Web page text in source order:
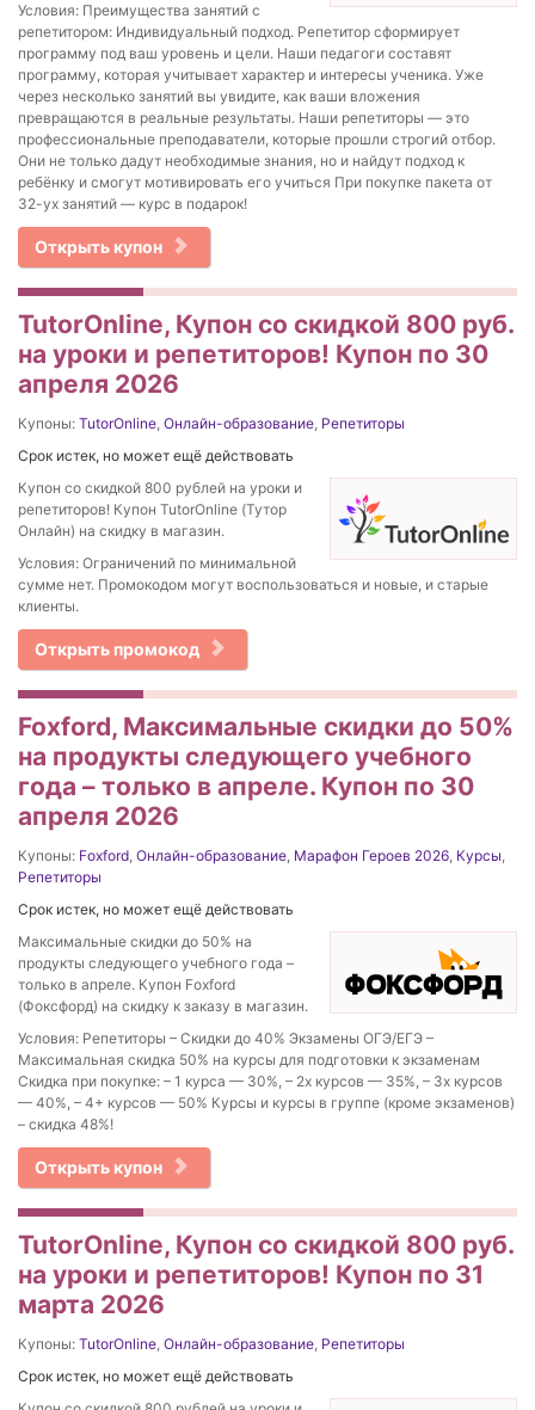
Условия: Преимущества занятий с
репетитором: Индивидуальный подход. Репетитор сформирует
программу под ваш уровень и цели. Наши педагоги составят
программу, которая учитывает характер и интересы ученика. Уже
через несколько занятий вы увидите, как ваши вложения
превращаются в реальные результаты. Наши репетиторы — это
профессиональные преподаватели, которые прошли строгий отбор.
Они не только дадут необходимые знания, но и найдут подход к
ребёнку и смогут мотивировать его учиться При покупке пакета от
32-ух занятий — курс в подарок!
Открыть купон
TutorOnline, Купон со скидкой 800 руб.
на уроки и репетиторов! Купон по 30
апреля 2026
Купоны: TutorOnline, Онлайн-образование, Репетиторы
Срок истек, но может ещё действовать
Купон со скидкой 800 рублей на уроки и
репетиторов! Купон TutorOnline (Тутор
Онлайн) на скидку в магазин.
Условия: Ограничений по минимальной
сумме нет. Промокодом могут воспользоваться и новые, и старые
клиенты.
Открыть промокод
Foxford, Максимальные скидки до 50%
на продукты следующего учебного
года – только в апреле. Купон по 30
апреля 2026
Купоны: Foxford, Онлайн-образование, Марафон Героев 2026, Курсы,
Репетиторы
Срок истек, но может ещё действовать
Максимальные скидки до 50% на
продукты следующего учебного года –
только в апреле. Купон Foxford
(Фоксфорд) на скидку к заказу в магазин.
Условия: Репетиторы – Скидки до 40% Экзамены ОГЭ/ЕГЭ –
Максимальная скидка 50% на курсы для подготовки к экзаменам
Скидка при покупке: – 1 курса — 30%, – 2х курсов — 35%, – 3х курсов
— 40%, – 4+ курсов — 50% Курсы и курсы в группе (кроме экзаменов)
– скидка 48%!
Открыть купон
TutorOnline, Купон со скидкой 800 руб.
на уроки и репетиторов! Купон по 31
марта 2026
Купоны: TutorOnline, Онлайн-образование, Репетиторы
Срок истек, но может ещё действовать